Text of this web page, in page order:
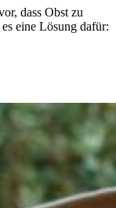
dass Obst zu
eine Lösung dafür: